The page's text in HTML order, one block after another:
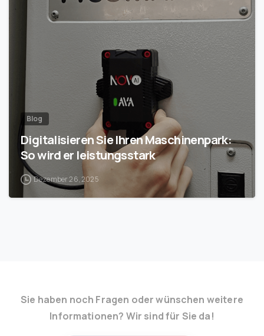
1
Blog
Digitalisieren Sie Ihren Maschinenpark:
So wird er leistungsstark
Dezember 26, 2025
Sie haben noch Fragen oder wünschen weitere
Informationen? Wir sind für Sie da!